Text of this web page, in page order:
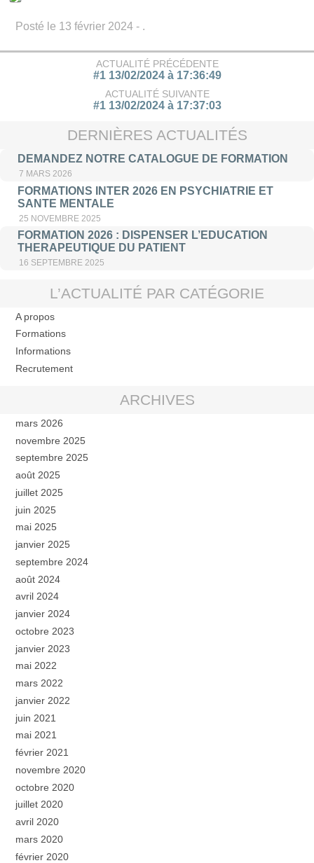
Posté le 13 février 2024 - .
ACTUALITÉ PRÉCÉDENTE
#1 13/02/2024 à 17:36:49
ACTUALITÉ SUIVANTE
#1 13/02/2024 à 17:37:03
DERNIÈRES ACTUALITÉS
DEMANDEZ NOTRE CATALOGUE DE FORMATION
7 MARS 2026
FORMATIONS INTER 2026 EN PSYCHIATRIE ET
SANTE MENTALE
25 NOVEMBRE 2025
FORMATION 2026 : DISPENSER L’EDUCATION
THERAPEUTIQUE DU PATIENT
16 SEPTEMBRE 2025
L’ACTUALITÉ PAR CATÉGORIE
A propos
Formations
Informations
Recrutement
ARCHIVES
mars 2026
novembre 2025
septembre 2025
août 2025
juillet 2025
juin 2025
mai 2025
janvier 2025
septembre 2024
août 2024
avril 2024
janvier 2024
octobre 2023
janvier 2023
mai 2022
mars 2022
janvier 2022
juin 2021
mai 2021
février 2021
novembre 2020
octobre 2020
juillet 2020
avril 2020
mars 2020
février 2020